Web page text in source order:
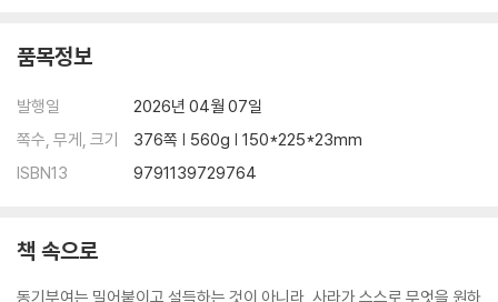
품목정보
발행일
2026년 04월 07일
쪽수, 무게, 크기
376쪽 | 560g | 150*225*23mm
ISBN13
9791139729764
책 속으로
동기부여는 밀어붙이고 설득하는 것이 아니라, 사라가 스스로 무엇을 원하